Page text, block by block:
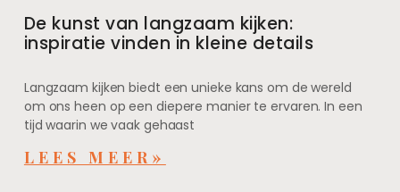
De kunst van langzaam kijken:
inspiratie vinden in kleine details
Langzaam kijken biedt een unieke kans om de wereld
om ons heen op een diepere manier te ervaren. In een
tijd waarin we vaak gehaast
LEES MEER»